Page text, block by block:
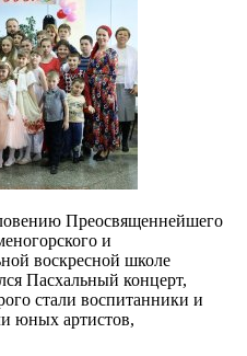
Преосвященнейшего
и
воскресной школе
Пасхальный концерт,
стали воспитанники и
юных артистов,